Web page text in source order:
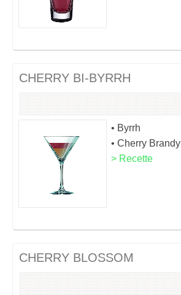
CHERRY BI-BYRRH
• Byrrh
• Cherry Brandy
> Recette
CHERRY BLOSSOM